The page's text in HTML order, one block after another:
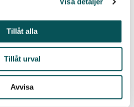
Tillåt alla
Tillåt urval
Avvisa
ni i?
RUT-avdrag?